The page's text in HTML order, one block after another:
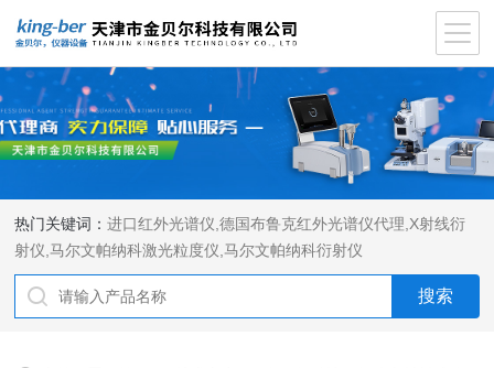
热门关键词：进口红外光谱仪 ,德国布鲁克红外光谱仪代理 X射线衍
射仪 ,马尔文帕纳科激光粒度仪 ,马尔文帕纳科衍射仪